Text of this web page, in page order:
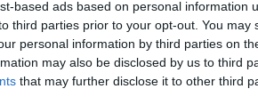
based ads based on personal information
third parties prior to your opt-out. You may
personal information by third parties on
may also be disclosed by us to third
that may further disclose it to other third
Z ή S και οθόνη με μέγεθος
έρευνας, με την κατάθεση
Ωστόσο, η πρόοδος στην προμήθεια